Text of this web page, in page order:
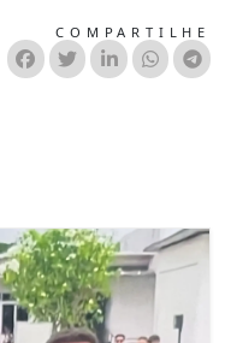
COMPARTILHE